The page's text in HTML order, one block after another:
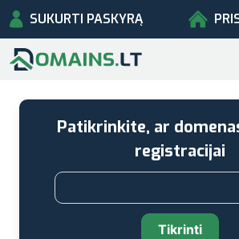
SUKURTI PASKYRĄ
Patikrinkite, ar
registracijai
Tikrinti